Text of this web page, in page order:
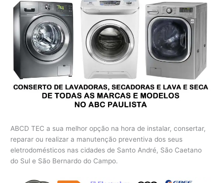
ABCD TEC a sua melhor opção na hora de instalar, consertar,
reparar ou realizar a manutenção preventiva dos seus
eletrodomésticos nas cidades de Santo André, São Caetano
do Sul e São Bernardo do Campo.